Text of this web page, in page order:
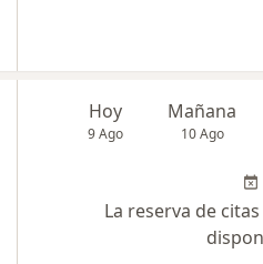
Hoy
9 Ago
Mañana
10 Ago
La reserva de